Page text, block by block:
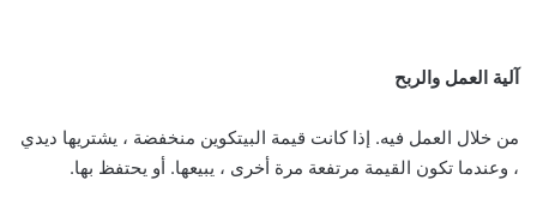
آلية العمل والربح
من خلال العمل فيه. إذا كانت قيمة البيتكوين منخفضة ، يشتريها ديدي
، وعندما تكون القيمة مرتفعة مرة أخرى ، يبيعها. أو يحتفظ بها.